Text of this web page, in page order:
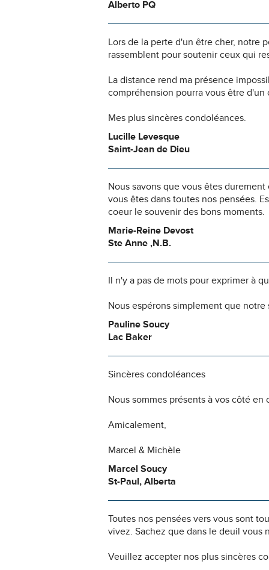
Alberto PQ
Lors de la perte d'un être cher, notre
rassemblent pour soutenir ceux qui
La distance rend ma présence
compréhension pourra vous être d'un
Mes plus sincères condoléances.
Lucille Levesque
Saint-Jean de Dieu
Nous savons que vous êtes
vous êtes dans toutes nos pensées.
coeur le souvenir des bons moments.
Marie-Reine Devost
Ste Anne ,N.B.
Il n'y a pas de mots pour exprimer à
Nous espérons simplement que
Pauline Soucy
Lac Baker
Sincères condoléances
Nous sommes présents à vos côté
Amicalement,
Marcel & Michèle
Marcel Soucy
St-Paul, Alberta
Toutes nos pensées vers vous sont
vivez. Sachez que dans le deuil vous
Veuillez accepter nos plus sincères